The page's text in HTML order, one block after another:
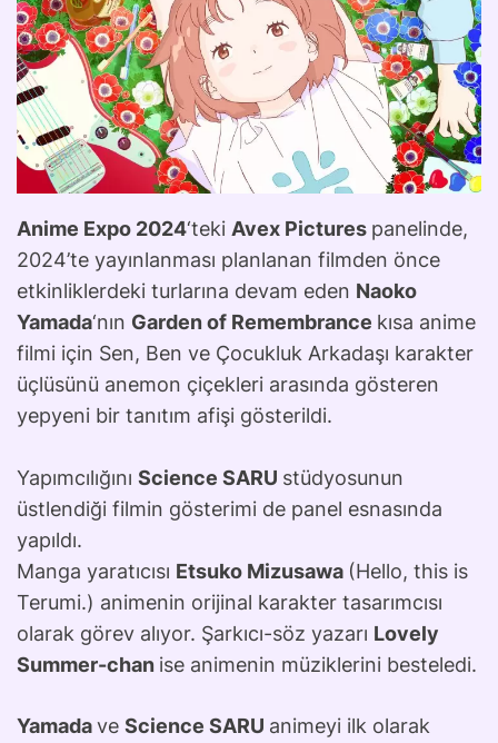
Anime Expo 2024‘teki Avex Pictures panelinde,
2024’te yayınlanması planlanan filmden önce
etkinliklerdeki turlarına devam eden Naoko
Yamada‘nın Garden of Remembrance kısa anime
filmi için Sen, Ben ve Çocukluk Arkadaşı karakter
üçlüsünü anemon çiçekleri arasında gösteren
yepyeni bir tanıtım afişi gösterildi.
Yapımcılığını Science SARU stüdyosunun
üstlendiği filmin gösterimi de panel esnasında
yapıldı.
Manga yaratıcısı Etsuko Mizusawa (Hello, this is
Terumi.) animenin orijinal karakter tasarımcısı
olarak görev alıyor. Şarkıcı-söz yazarı Lovely
Summer-chan ise animenin müziklerini besteledi.
Yamadave Science SARU animeyi ilk olarak